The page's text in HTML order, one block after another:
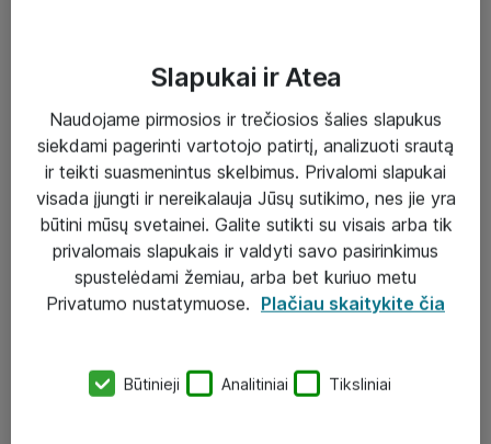
Sprendimai ir paslaugos
Paslaugos
Sprendimai
Įgyvendinti projektai
Atea ekspertų patarimai verslui
UAB „ATEA“
Slapukai ir Atea
Naudojame pirmosios ir trečiosios šalies slapukus
siekdami pagerinti vartotojo patirtį, analizuoti srautą
ir teikti suasmenintus skelbimus. Privalomi slapukai
visada įjungti ir nereikalauja Jūsų sutikimo, nes jie yra
būtini mūsų svetainei. Galite sutikti su visais arba tik
privalomais slapukais ir valdyti savo pasirinkimus
spustelėdami žemiau, arba bet kuriuo metu
Privatumo nustatymuose. Plačiau skaitykite čia
Būtinieji Analitiniai Tiksliniai